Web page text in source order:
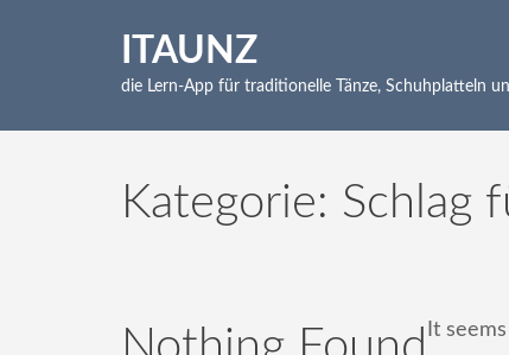
Enter)
ITAUNZ
die Lern-App für traditionelle Tänze, Schuhplatteln
Kategorie: Schlag
It